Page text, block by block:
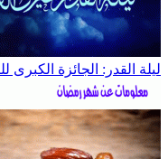
ليلة القدر: الجائزة